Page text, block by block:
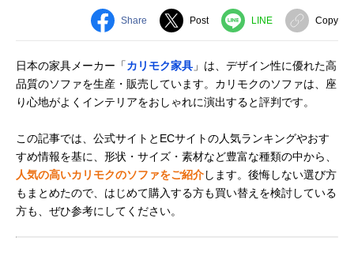
Share Post LINE Copy
日本の家具メーカー「カリモク家具 」は、デザイン性に優れた高
品質のソファを生産・販売しています。カリモクのソファは、座
り心地がよくインテリアをおしゃれに演出すると評判です。
この記事では、公式サイトとECサイトの人気ランキングやおす
すめ情報を基に、形状・サイズ・素材など豊富な種類の中から、
人気の高いカリモクのソファをご紹介します。後悔しない選び方
もまとめたので、はじめて購入する方も買い替えを検討している
方も、ぜひ参考にしてください。